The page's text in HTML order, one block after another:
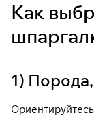
Как
1)